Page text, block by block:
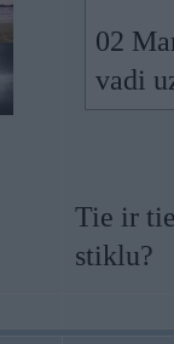
02
vadi
Tie ir
stiklu?